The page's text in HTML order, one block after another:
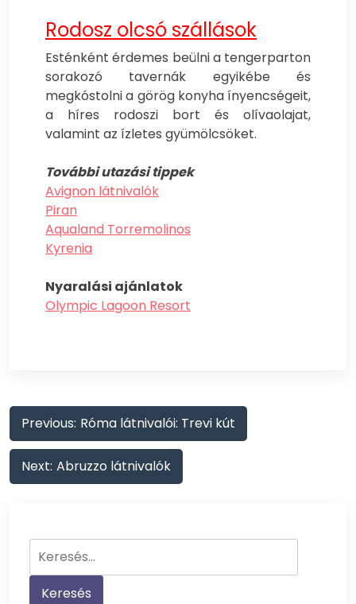
Rodosz olcsó szállások
Esténként érdemes beülni a tengerparton
sorakozó tavernák egyikébe és
megkóstolni a görög konyha ínyencségeit,
a híres rodoszi bort és olívaolajat,
valamint az ízletes gyümölcsöket.
További utazási tippek
Avignon látnivalók
Piran
Aqualand Torremolinos
Kyrenia
Nyaralási ajánlatok
Olympic Lagoon Resort
Bejegyzés
navigáció
Previous: Róma látnivalói: Trevi kút
Next: Abruzzo látnivalók
Keresés: